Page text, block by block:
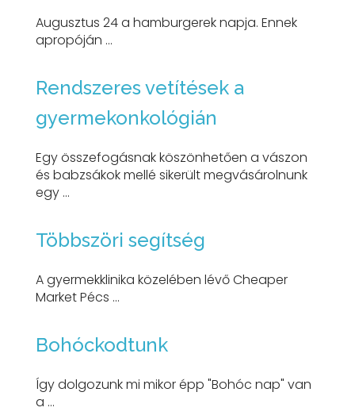
Augusztus 24 a hamburgerek napja. Ennek
apropóján ...
Rendszeres vetítések a
gyermekonkológián
Egy összefogásnak köszönhetően a vászon
és babzsákok mellé sikerült megvásárolnunk
egy ...
Többszöri segítség
A gyermekklinika közelében lévő Cheaper
Market Pécs ...
Bohóckodtunk
Így dolgozunk mi mikor épp "Bohóc nap" van
a ...